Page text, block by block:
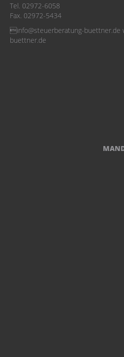
Tel. 02972-6058
Fax. 02972-5434
info@steuerberatung-buettner.de
buettner.de